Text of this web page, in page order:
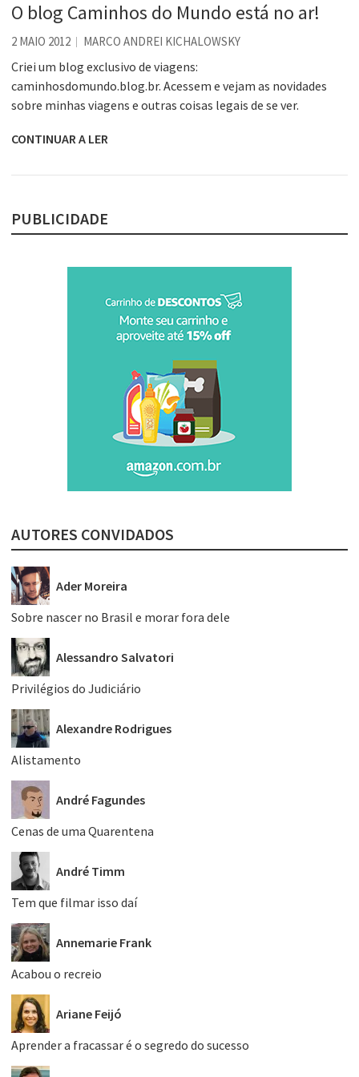
O blog Caminhos do Mundo está no ar!
2 MAIO 2012 MARCO ANDREI KICHALOWSKY
Criei um blog exclusivo de viagens:
caminhosdomundo.blog.br. Acessem e vejam as novidades
sobre minhas viagens e outras coisas legais de se ver.
CONTINUAR A LER
PUBLICIDADE
AUTORES CONVIDADOS
Ader Moreira
Sobre nascer no Brasil e morar fora dele
Alessandro Salvatori
Privilégios do Judiciário
Alexandre Rodrigues
Alistamento
André Fagundes
Cenas de uma Quarentena
André Timm
Tem que filmar isso daí
Annemarie Frank
Acabou o recreio
Ariane Feijó
Aprender a fracassar é o segredo do sucesso